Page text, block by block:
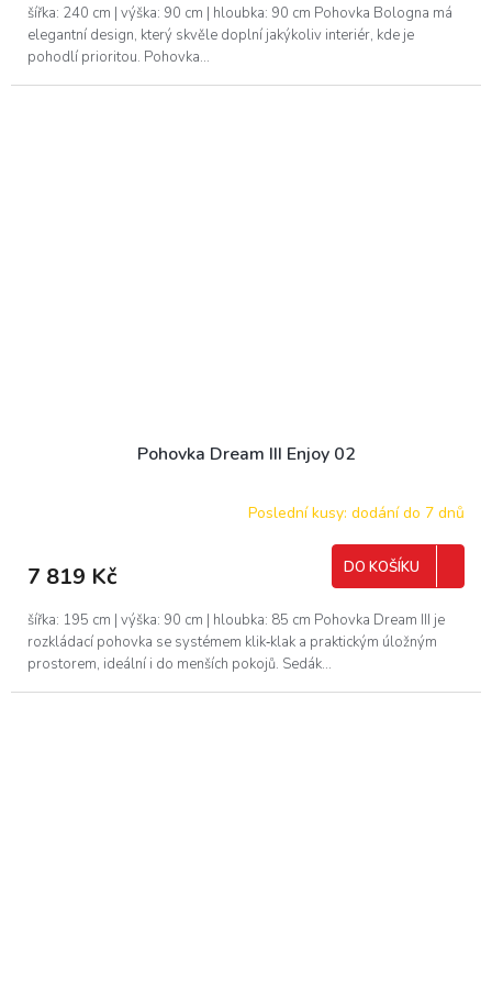
šířka: 240 cm | výška: 90 cm | hloubka: 90 cm Pohovka Bologna má
elegantní design, který skvěle doplní jakýkoliv interiér, kde je
pohodlí prioritou. Pohovka...
Pohovka Dream III Enjoy 02
Poslední kusy: dodání do 7 dnů
7 819 Kč DO KOŠÍKU
šířka: 195 cm | výška: 90 cm | hloubka: 85 cm Pohovka Dream III je
rozkládací pohovka se systémem klik‑klak a praktickým úložným
prostorem, ideální i do menších pokojů. Sedák...